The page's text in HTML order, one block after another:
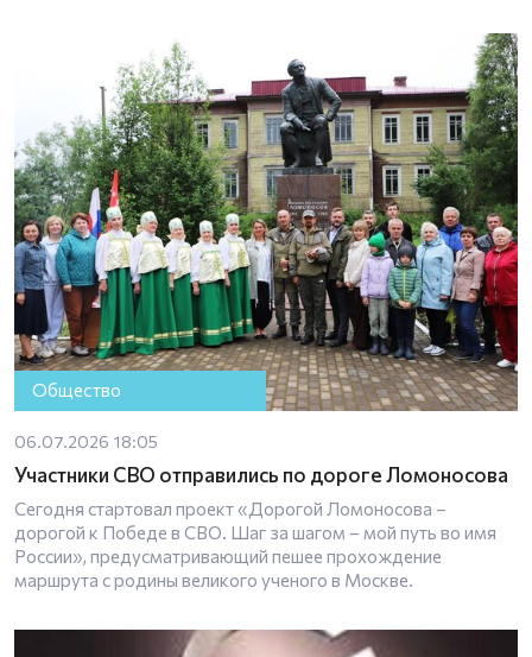
Общество
06.07.2026 18:05
Участники СВО отправились по дороге Ломоносова
Сегодня стартовал проект «Дорогой Ломоносова –
дорогой к Победе в СВО. Шаг за шагом – мой путь во имя
России», предусматривающий пешее прохождение
маршрута с родины великого ученого в Москвe.